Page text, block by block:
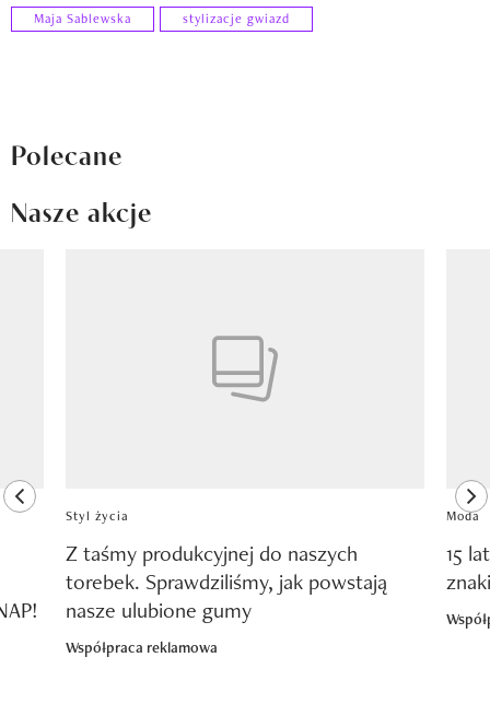
Maja Sablewska stylizacje gwiazd
Polecane
Nasze akcje
previous element
Styl życia
Z taśmy produkcyjnej do naszych
torebek. Sprawdziliśmy, jak powstają
nasze ulubione gumy
Współpraca reklamowa
Moda
15